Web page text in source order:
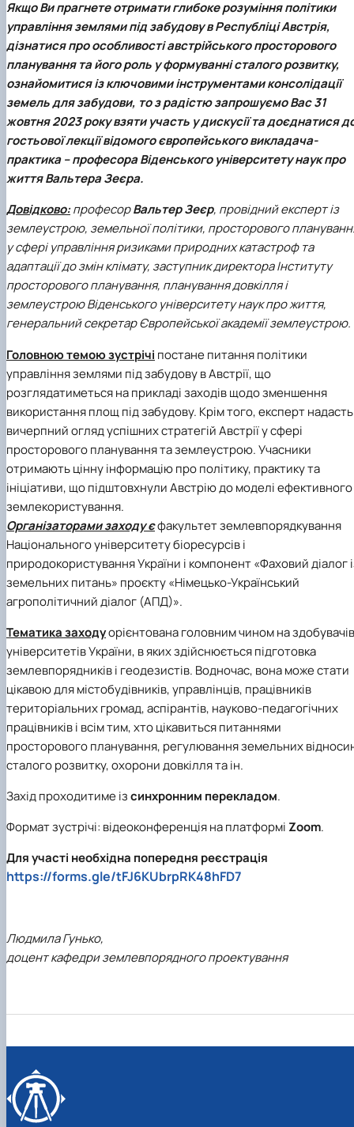
Якщо Ви прагнете отримати глибоке розуміння політики
управління землями під забудову в Республіці Австрія,
дізнатися про особливості австрійського просторового
планування та його роль у формуванні сталого розвитку,
ознайомитися із ключовими інструментами консолідації
земель для забудови, то з радістю запрошуємо Вас31
жовтня 2023 рокувзяти участь у дискусії та доєднатися
гостьової лекції відомого європейського викладача-
практика – професора Віденського університету наук про
життяВальтера Зеєра.
Довідково:професорВальтер Зеєр, провідний експерт із
землеустрою, земельної політики, просторового
у сфері управління ризиками природних катастроф та
адаптації до змін клімату, заступник директора Інституту
просторового планування, планування довкілля і
землеустрою Віденського університету наук про життя,
генеральний секретар Європейської академії землеустрою.
Головною темоюзустрічі постане питання політики
управління землями під забудову в Австрії, що
розглядатиметься на прикладі заходів щодо зменшення
використання площ під забудову. Крім того, експерт надасть
вичерпний огляд успішних стратегій Австрії у сфері
просторового планування та землеустрою. Учасники
отримають цінну інформацію про політику, практику та
ініціативи, що підштовхнули Австрію до моделі ефективного
землекористування.
Організаторами заходу єфакультет землевпорядкування
Національного університету біоресурсів і
природокористування України і компонент «Фаховий діалог
земельних питань» проєкту «Німецько-Український
aгрополітичний діалог (АПД)».
Тематика заходуорієнтована головним чином на здобувачів
університетів України, в яких здійснюється підготовка
землевпорядників і геодезистів. Водночас, вона може стати
цікавою для містобудівників, управлінців, працівників
територіальних громад, аспірантів, науково-педагогічних
працівників і всім тим, хто цікавиться питаннями
просторового планування, регулювання земельних
сталого розвитку, охорони довкілля та ін.
Захід проходитиме ізсинхронним перекладом.
Формат зустрічі: відеоконференція на платформіZoom.
Для участі необхідна попередня реєстрація
https://forms.gle/tFJ6KUbrpRK48hFD7
Людмила Гунько,
доцент кафедри землевпорядного проектування